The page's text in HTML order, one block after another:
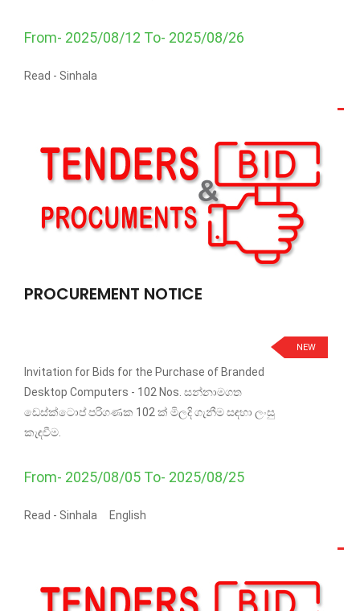
From- 2025/08/12 To- 2025/08/26
Read - Sinhala
PROCUREMENT NOTICE
NEW
Invitation for Bids for the Purchase of Branded
Desktop Computers - 102 Nos. සන්නාමගත
ඩෙස්ක්ටොප් පරිගණක 102 ක් මිලදි ගැනීම සඳහා ලංසු
කැඳවීම.
From- 2025/08/05 To- 2025/08/25
Read - Sinhala English